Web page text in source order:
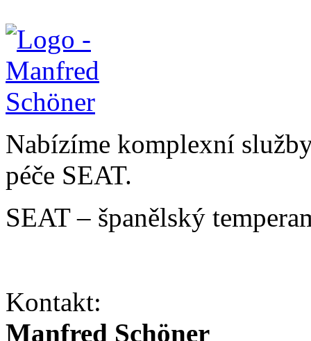
Nabízíme komplexní
péče SEAT.
SEAT – španělský
Kontakt:
Manfred Schöner